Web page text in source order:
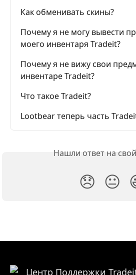
Как обменивать скины?
Почему я не могу вывести
моего инвентаря Tradeit?
Почему я не вижу свои
инвентаре Tradeit?
Что такое Tradeit?
Lootbear теперь часть
Нашли ответ на
😞 😐